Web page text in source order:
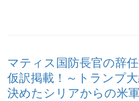
マティス国防長官の辞
仮訳掲載！～トランプ
決めたシリアからの米